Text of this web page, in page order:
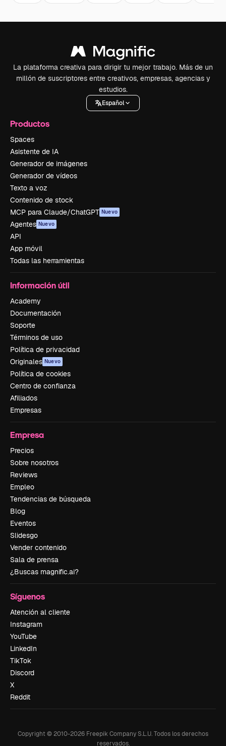
La plataforma creativa para dirigir tu mejor trabajo. Más de un
millón de suscriptores entre creativos, empresas, agencias y
estudios.
Español
Productos
Spaces
Asistente de IA
Generador de imágenes
Generador de vídeos
Texto a voz
Contenido de stock
MCP para Claude/ChatGPT Nuevo
Agentes Nuevo
API
App móvil
Todas las herramientas
Información útil
Academy
Documentación
Soporte
Términos de uso
Política de privacidad
Originales Nuevo
Política de cookies
Centro de confianza
Afiliados
Empresas
Empresa
Precios
Sobre nosotros
Reviews
Empleo
Tendencias de búsqueda
Blog
Eventos
Slidesgo
Vender contenido
Sala de prensa
¿Buscas magnific.ai?
Síguenos
Atención al cliente
Instagram
YouTube
LinkedIn
TikTok
Discord
X
Reddit
Copyright © 2010-2026 Freepik Company S.L.U.Todos los derechos
reservados.